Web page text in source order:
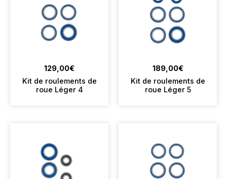
129,00€
Kit de roulements de
roue Léger 4
189,00€
Kit de roulements de
roue Léger 5